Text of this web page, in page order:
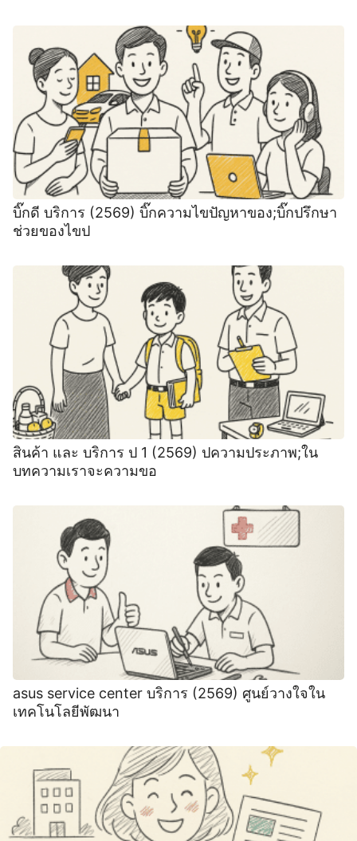
บิ๊กดี บริการ (2569) บิ๊กความไขปัญหาของ;บิ๊กปรึกษา
ช่วยของไขป
สินค้า และ บริการ ป 1 (2569) ปความประภาพ;ใน
บทความเราจะความขอ
asus service center บริการ (2569) ศูนย์วางใจใน
เทคโนโลยีพัฒนา